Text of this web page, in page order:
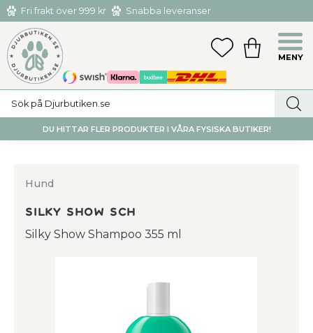
Meny
Fri frakt över 999 kr
Snabba leveranser
Hämta och returnera i butiken i Tumba eller Huddinge C
FAVORITER
KUNDVAGN
DU HITTAR FLER PRODUKTER I VÅRA FYSISKA BUTIKER!
Hund
Silky Show Sch
Silky Show Shampoo 355 ml